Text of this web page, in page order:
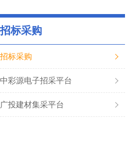
招标采购
招标采购
中彩源电子招采平台
广投建材集采平台